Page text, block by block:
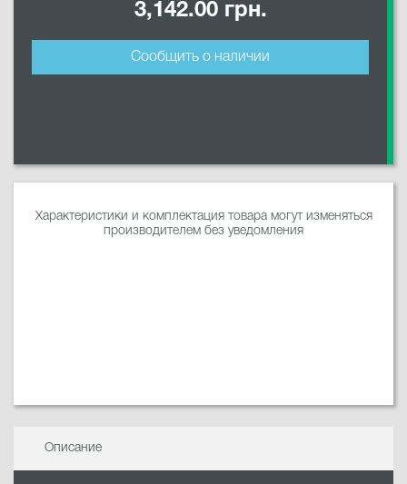
3,142.00 грн.
Сообщить о наличии
Характеристики и комплектация товара могут изменяться
производителем без уведомления
Описание